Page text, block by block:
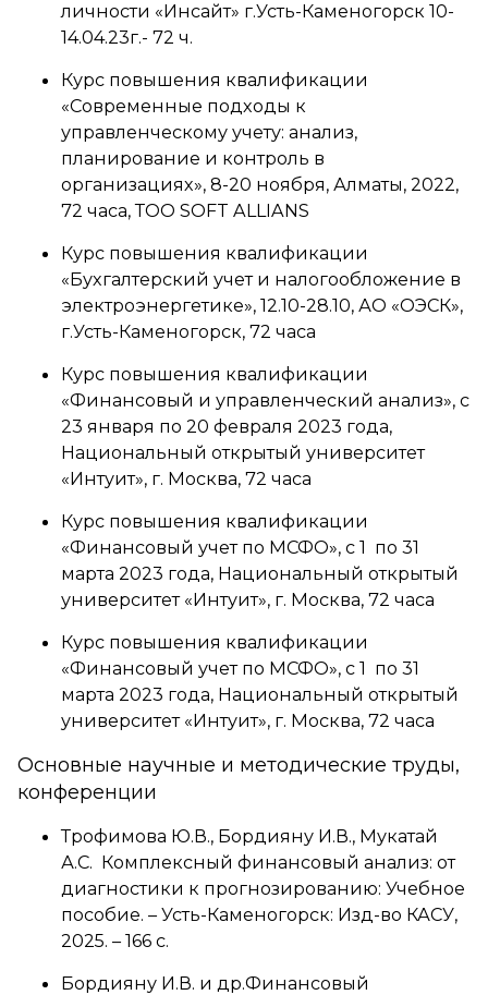
личности «Инсайт» г.Усть-Каменогорск 10-
14.04.23г.- 72 ч.
Курс повышения квалификации
«Современные подходы к
управленческому учету: анализ,
планирование и контроль в
организациях», 8-20 ноября, Алматы, 2022,
72 часа, ТОО SOFT ALLIANS
Курс повышения квалификации
«Бухгалтерский учет и налогообложение в
электроэнергетике», 12.10-28.10, АО «ОЭСК»,
г.Усть-Каменогорск, 72 часа
Курс повышения квалификации
«Финансовый и управленческий анализ», с
23 января по 20 февраля 2023 года,
Национальный открытый университет
«Интуит», г. Москва, 72 часа
Курс повышения квалификации
«Финансовый учет по МСФО», с 1 по 31
марта 2023 года, Национальный открытый
университет «Интуит», г. Москва, 72 часа
Курс повышения квалификации
«Финансовый учет по МСФО», с 1 по 31
марта 2023 года, Национальный открытый
университет «Интуит», г. Москва, 72 часа
Основные научные и методические труды,
конференции
Трофимова Ю.В., Бордияну И.В., Мукатай
А.С. Комплексный финансовый анализ: от
диагностики к прогнозированию: Учебное
пособие. – Усть-Каменогорск: Изд-во КАСУ,
2025. – 166 с.
Бордияну И.В. и др.Финансовый